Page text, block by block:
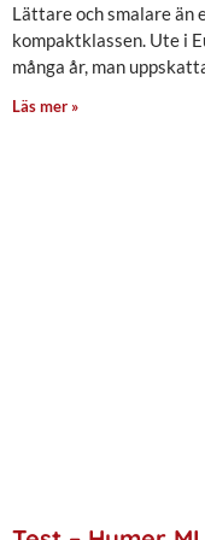
Lättare och smalare än
kompaktklassen. Ute i
många år, man
Läs mer »